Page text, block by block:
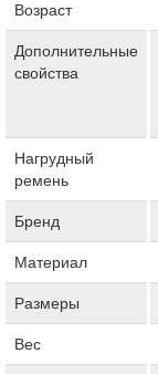
Возраст
Дополнительные
свойства
Нагрудный
ремень
Бренд
Материал
Размеры
Вес